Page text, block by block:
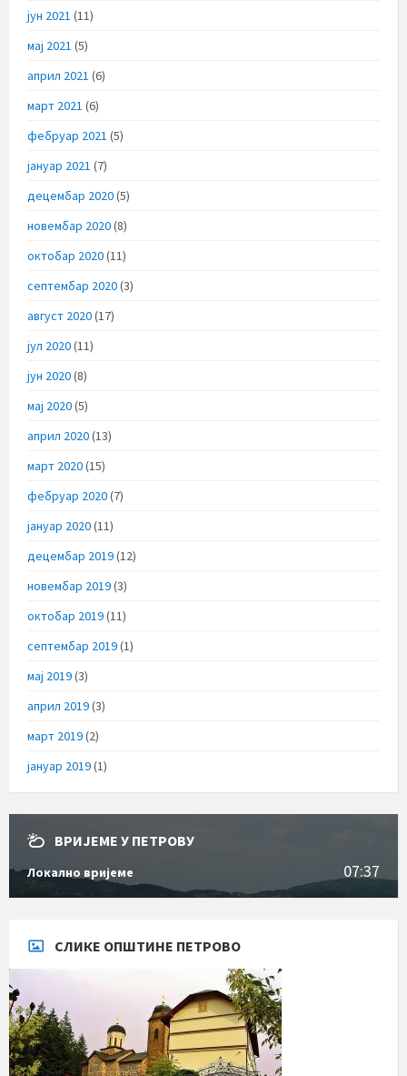
јун 2021 (11)
мај 2021 (5)
април 2021 (6)
март 2021 (6)
фебруар 2021 (5)
јануар 2021 (7)
децембар 2020(5)
новембар 2020(8)
октобар 2020(11)
септембар 2020(3)
август 2020(17)
јул 2020(11)
јун 2020(8)
мај 2020(5)
април 2020(13)
март 2020(15)
фебруар 2020(7)
јануар 2020(11)
децембар 2019(12)
новембар 2019(3)
октобар 2019(11)
септембар 2019(1)
мај 2019(3)
април 2019(3)
март 2019(2)
јануар 2019(1)
ВРИЈЕМЕ У ПЕТРОВУ
Локално вријеме 07:37
СЛИКЕ ОПШТИНЕ ПЕТРОВО